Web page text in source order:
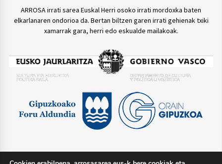
ARROSA irrati sarea Euskal Herri osoko irrati mordoxka baten
elkarlanaren ondorioa da. Bertan biltzen garen irrati gehienak txiki
xamarrak gara, herri edo eskualde mailakoak.